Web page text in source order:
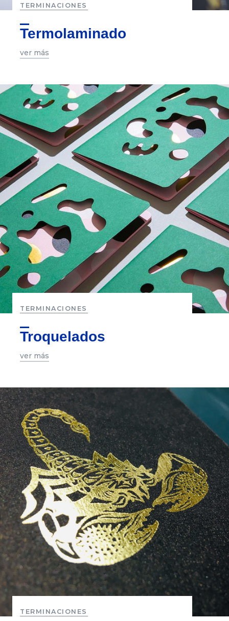
TERMINACIONES
Termolaminado
ver más
TERMINACIONES
Troquelados
ver más
TERMINACIONES